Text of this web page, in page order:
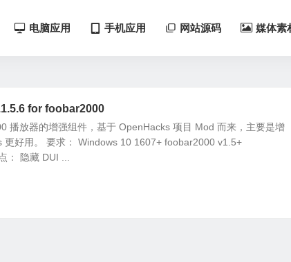
电脑应用 手机应用 网站源码 媒体素
for foobar2000
播放器的增强组件，基于 OpenHacks 项目 Mod 而来，主要是增
更好用。 要求： Windows 10 1607+ foobar2000 v1.5+
： 隐藏 DUI ...